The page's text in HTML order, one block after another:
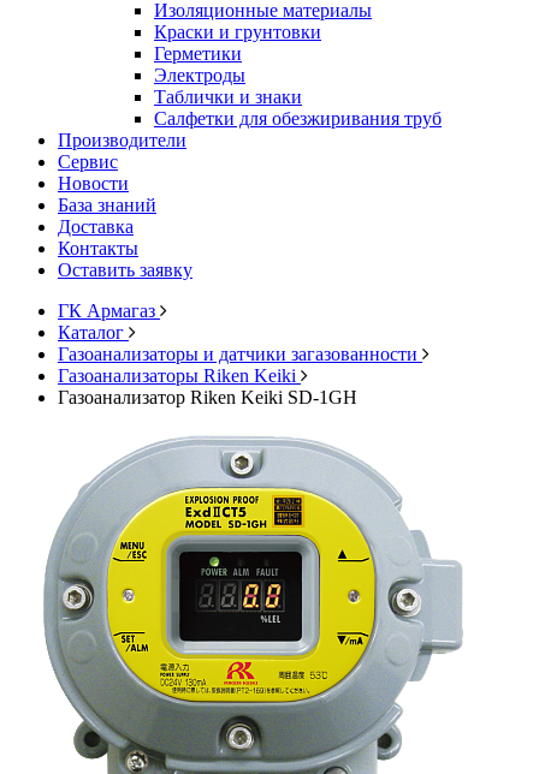
Изоляционные материалы
Краски и грунтовки
Герметики
Электроды
Таблички и знаки
Салфетки для обезжиривания труб
Производители
Сервис
Новости
База знаний
Доставка
Контакты
Оставить заявку
ГК Армагаз
Каталог
Газоанализаторы и датчики загазованности
Газоанализаторы Riken Keiki
Газоанализатор Riken Keiki SD-1GH